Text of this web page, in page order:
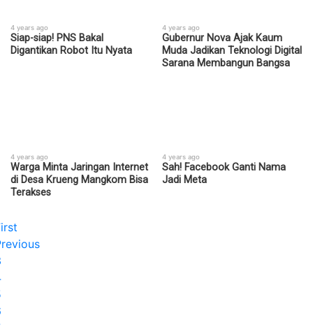
4 years ago
Siap-siap! PNS Bakal
Digantikan Robot Itu Nyata
4 years ago
Gubernur Nova Ajak Kaum
Muda Jadikan Teknologi Digital
Sarana Membangun Bangsa
4 years ago
Warga Minta Jaringan Internet
di Desa Krueng Mangkom Bisa
Terakses
4 years ago
Sah! Facebook Ganti Nama
Jadi Meta